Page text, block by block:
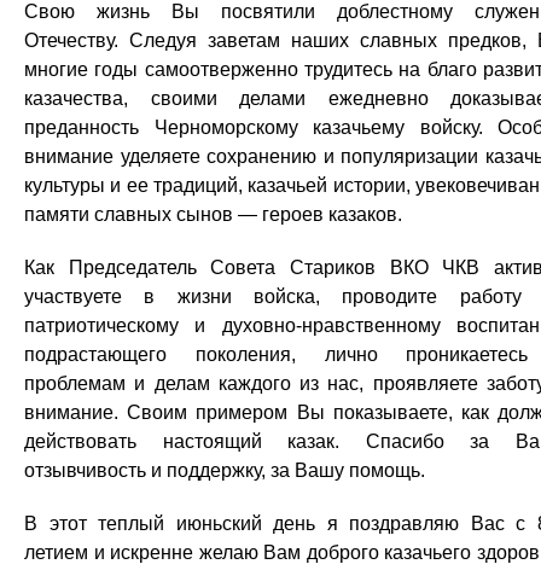
Свою жизнь Вы посвятили доблестному
Отечеству. Следуя заветам наших славных предков,
многие годы самоотверженно трудитесь на благо
казачества, своими делами ежедневно
преданность Черноморскому казачьему войску.
внимание уделяете сохранению и популяризации
культуры и ее традиций, казачьей истории,
памяти славных сынов — героев казаков.
Как Председатель Совета Стариков ВКО ЧКВ
участвуете в жизни войска, проводите работу
патриотическому и духовно-нравственному
подрастающего поколения, лично
проблемам и делам каждого из нас, проявляете
внимание. Своим примером Вы показываете, как
действовать настоящий казак. Спасибо за
отзывчивость и поддержку, за Вашу помощь.
В этот теплый июньский день я поздравляю Вас с
летием и искренне желаю Вам доброго казачьего